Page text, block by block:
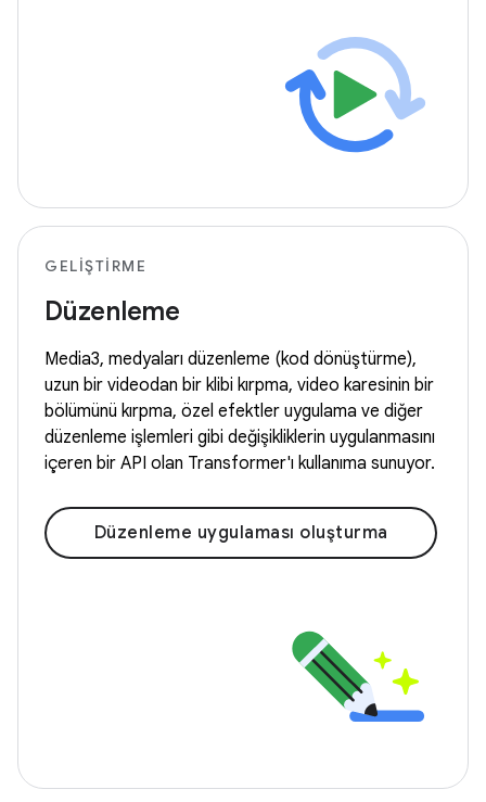
GELIŞTIRME
Düzenleme
Media3, medyaları düzenleme (kod dönüştürme),
uzun bir videodan bir klibi kırpma, video karesinin bir
bölümünü kırpma, özel efektler uygulama ve diğer
düzenleme işlemleri gibi değişikliklerin uygulanmasını
içeren bir API olan Transformer'ı kullanıma sunuyor.
Düzenleme uygulaması oluşturma